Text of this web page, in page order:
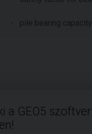
- pile bearing capacity
a GEO5